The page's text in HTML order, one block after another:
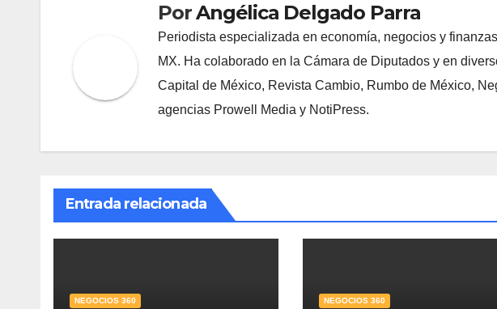
PorAngélica Delgado Parra
Periodista especializada en economía, negocios y
MX. Ha colaborado en la Cámara de Diputados y en
Capital de México, Revista Cambio, Rumbo de México,
agencias Prowell Media y NotiPress.
Entrada relacionada
NEGOCIOS 360 NEGOCIOS 360